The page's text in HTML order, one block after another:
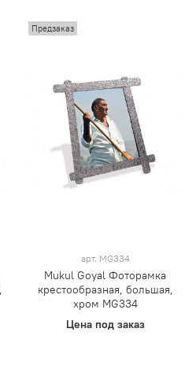
Предзаказ
арт. MG334
Mukul Goyal Фоторамка
крестообразная, большая,
хром MG334
Цена под заказ